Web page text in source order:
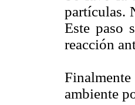
partículas.
Este paso
reacción
Finalmente
ambiente